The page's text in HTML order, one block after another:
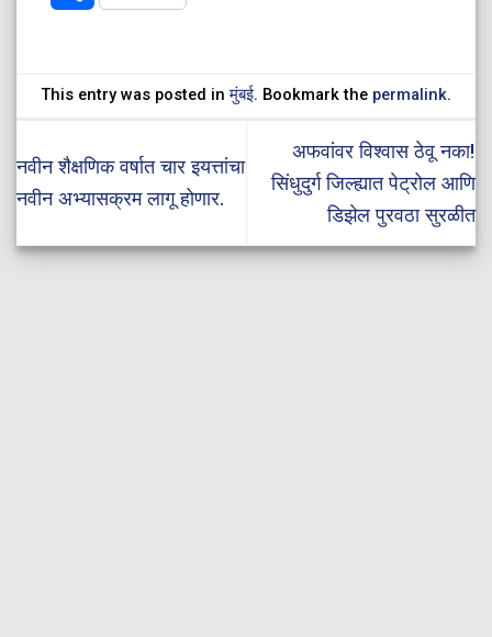
This entry was posted inमुंबई. Bookmark the permalink.
नवीन शैक्षणिक वर्षात चार इयत्तांचा
नवीन अभ्यासक्रम लागू होणार.
अफवांवर विश्वास ठेवू नका!
सिंधुदुर्ग जिल्ह्यात पेट्रोल आणि
डिझेल पुरवठा सुरळीत